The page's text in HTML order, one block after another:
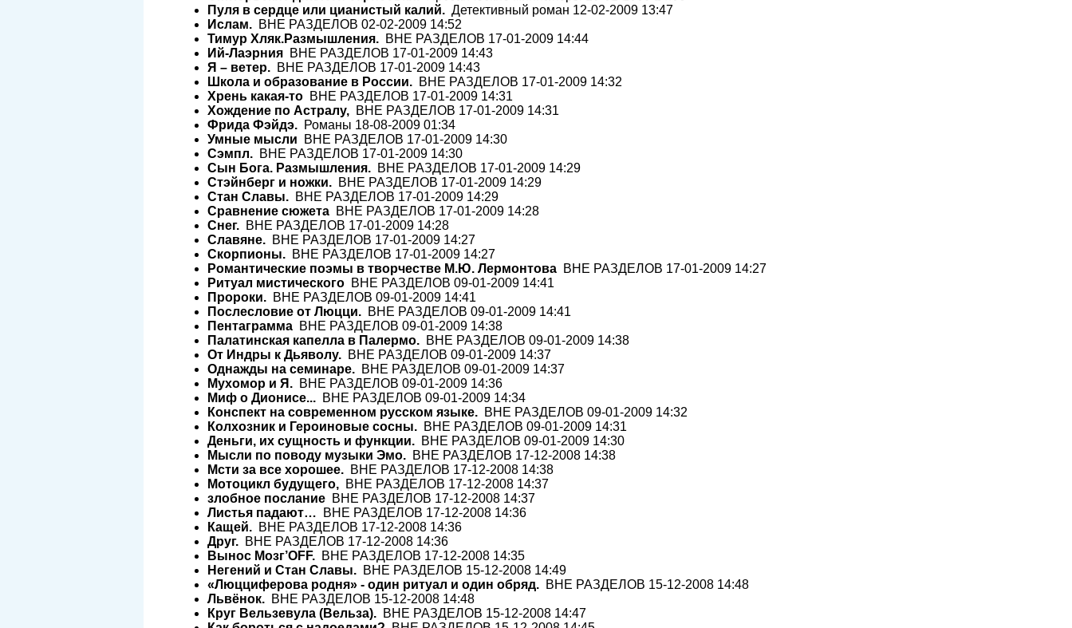
Пуля в сердце или цианистый калий. Детективный роман 12-02-2009 13:47
Ислам. ВНЕ РАЗДЕЛОВ 02-02-2009 14:52
Тимур Хляк.Размышления. ВНЕ РАЗДЕЛОВ 17-01-2009 14:44
Ий-Лаэрния ВНЕ РАЗДЕЛОВ 17-01-2009 14:43
Я – ветер. ВНЕ РАЗДЕЛОВ 17-01-2009 14:43
Школа и образование в России. ВНЕ РАЗДЕЛОВ 17-01-2009 14:32
Хрень какая-то ВНЕ РАЗДЕЛОВ 17-01-2009 14:31
Хождение по Астралу, ВНЕ РАЗДЕЛОВ 17-01-2009 14:31
Фрида Фэйдэ. Романы 18-08-2009 01:34
Умные мысли ВНЕ РАЗДЕЛОВ 17-01-2009 14:30
Сэмпл. ВНЕ РАЗДЕЛОВ 17-01-2009 14:30
Сын Бога. Размышления. ВНЕ РАЗДЕЛОВ 17-01-2009 14:29
Стэйнберг и ножки. ВНЕ РАЗДЕЛОВ 17-01-2009 14:29
Стан Славы. ВНЕ РАЗДЕЛОВ 17-01-2009 14:29
Сравнение сюжета ВНЕ РАЗДЕЛОВ 17-01-2009 14:28
Снег. ВНЕ РАЗДЕЛОВ 17-01-2009 14:28
Славяне. ВНЕ РАЗДЕЛОВ 17-01-2009 14:27
Скорпионы. ВНЕ РАЗДЕЛОВ 17-01-2009 14:27
Романтические поэмы в творчестве М.Ю. Лермонтова ВНЕ РАЗДЕЛОВ 17-01-2009 14:27
Ритуал мистического ВНЕ РАЗДЕЛОВ 09-01-2009 14:41
Пророки. ВНЕ РАЗДЕЛОВ 09-01-2009 14:41
Послесловие от Люцци. ВНЕ РАЗДЕЛОВ 09-01-2009 14:41
Пентаграмма ВНЕ РАЗДЕЛОВ 09-01-2009 14:38
Палатинская капелла в Палермо. ВНЕ РАЗДЕЛОВ 09-01-2009 14:38
От Индры к Дьяволу. ВНЕ РАЗДЕЛОВ 09-01-2009 14:37
Однажды на семинаре. ВНЕ РАЗДЕЛОВ 09-01-2009 14:37
Мухомор и Я. ВНЕ РАЗДЕЛОВ 09-01-2009 14:36
Миф о Дионисе... ВНЕ РАЗДЕЛОВ 09-01-2009 14:34
Конспект на современном русском языке. ВНЕ РАЗДЕЛОВ 09-01-2009 14:32
Колхозник и Героиновые сосны. ВНЕ РАЗДЕЛОВ 09-01-2009 14:31
Деньги, их сущность и функции. ВНЕ РАЗДЕЛОВ 09-01-2009 14:30
Мысли по поводу музыки Эмо. ВНЕ РАЗДЕЛОВ 17-12-2008 14:38
Мсти за все хорошее. ВНЕ РАЗДЕЛОВ 17-12-2008 14:38
Мотоцикл будущего, ВНЕ РАЗДЕЛОВ 17-12-2008 14:37
злобное послание ВНЕ РАЗДЕЛОВ 17-12-2008 14:37
Листья падают… ВНЕ РАЗДЕЛОВ 17-12-2008 14:36
Кащей. ВНЕ РАЗДЕЛОВ 17-12-2008 14:36
Друг. ВНЕ РАЗДЕЛОВ 17-12-2008 14:36
Вынос Мозг’OFF. ВНЕ РАЗДЕЛОВ 17-12-2008 14:35
Негений и Стан Славы. ВНЕ РАЗДЕЛОВ 15-12-2008 14:49
«Люцциферова родня» - один ритуал и один обряд. ВНЕ РАЗДЕЛОВ 15-12-2008 14:48
Львёнок. ВНЕ РАЗДЕЛОВ 15-12-2008 14:48
Круг Вельзевула (Вельза). ВНЕ РАЗДЕЛОВ 15-12-2008 14:47